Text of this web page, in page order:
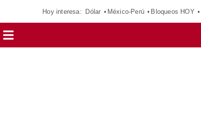
Hoy interesa: Dólar México-Perú Bloqueos HOY